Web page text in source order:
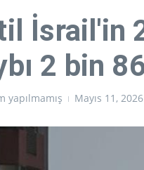
İsrail'in
2 bin
yapılmamış Mayıs 11, 2026